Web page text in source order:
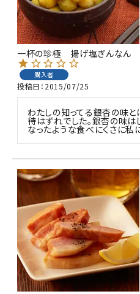
一杯の珍極 揚げ塩ぎんなん
購入者
投稿日 2015/07/25
わたしの知ってる銀杏の味
待はずれでした。銀杏の味
なったような食べにくさに私